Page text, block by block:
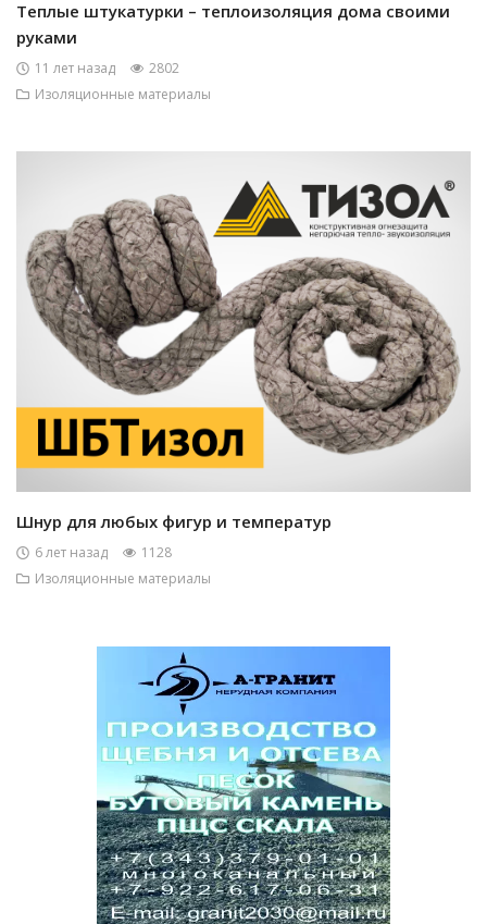
Теплые штукатурки – теплоизоляция дома своими
руками
11 лет назад
2802
Изоляционные материалы
Шнур для любых фигур и температур
6 лет назад
1128
Изоляционные материалы